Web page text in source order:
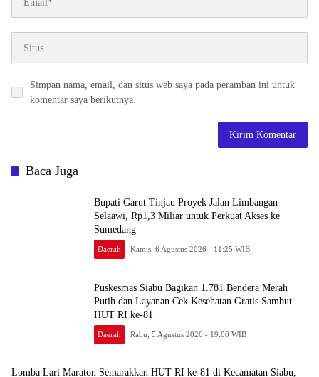
Simpan nama, email, dan situs web saya pada peramban ini untuk
komentar saya berikutnya.
Baca Juga
Bupati Garut Tinjau Proyek Jalan Limbangan–
Selaawi, Rp1,3 Miliar untuk Perkuat Akses ke
Sumedang
Daerah Kamis, 6 Agustus 2026 - 11:25 WIB
Puskesmas Siabu Bagikan 1.781 Bendera Merah
Putih dan Layanan Cek Kesehatan Gratis Sambut
HUT RI ke-81
Daerah Rabu, 5 Agustus 2026 - 19:00 WIB
Lomba Lari Maraton Semarakkan HUT RI ke-81 di Kecamatan Siabu,